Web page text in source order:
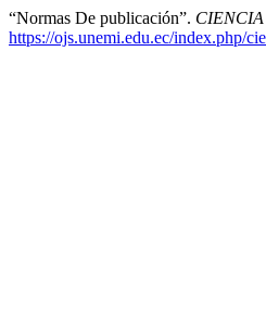
“Normas De publicación”.
https://ojs.unemi.edu.ec/index.php/